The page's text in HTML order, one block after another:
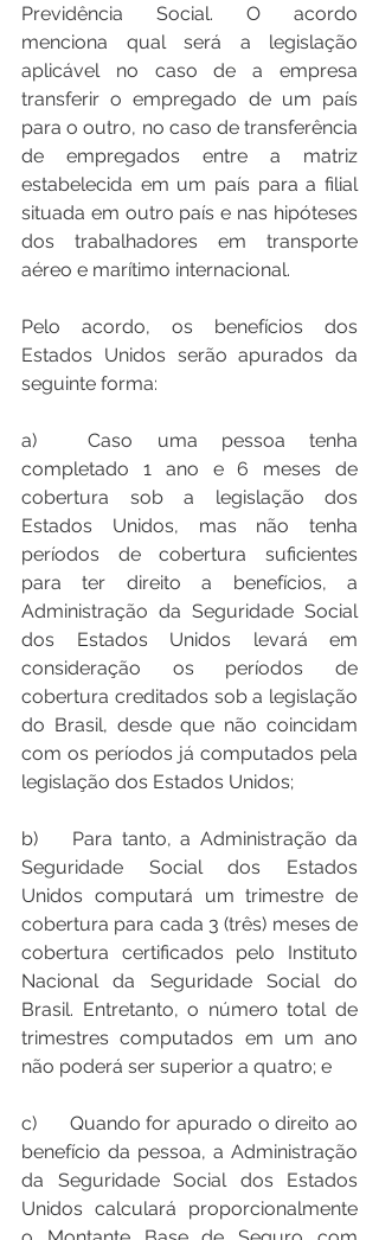
Previdência Social. O acordo
menciona qual será a legislação
aplicável no caso de a empresa
transferir o empregado de um país
para o outro, no caso de transferência
de empregados entre a matriz
estabelecida em um país para a filial
situada em outro país e nas hipóteses
dos trabalhadores em transporte
aéreo e marítimo internacional.
Pelo acordo, os benefícios dos
Estados Unidos serão apurados da
seguinte forma:
a)	Caso uma pessoa tenha
completado 1 ano e 6 meses de
cobertura sob a legislação dos
Estados Unidos, mas não tenha
períodos de cobertura suficientes
para ter direito a benefícios, a
Administração da Seguridade Social
dos Estados Unidos levará em
consideração os períodos de
cobertura creditados sob a legislação
do Brasil, desde que não coincidam
com os períodos já computados pela
legislação dos Estados Unidos;
b)	Para tanto, a Administração da
Seguridade Social dos Estados
Unidos computará um trimestre de
cobertura para cada 3 (três) meses de
cobertura certificados pelo Instituto
Nacional da Seguridade Social do
Brasil. Entretanto, o número total de
trimestres computados em um ano
não poderá ser superior a quatro; e
c)	Quando for apurado o direito ao
benefício da pessoa, a Administração
da Seguridade Social dos Estados
Unidos calculará proporcionalmente